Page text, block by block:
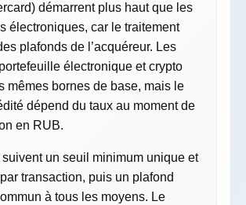
démarrent plus haut que les
électroniques, car le traitement
plafonds de l’acquéreur. Les
électronique et crypto
mêmes bornes de base, mais le
dépend du taux au moment de
en RUB.
suivent un seuil minimum unique et
transaction, puis un plafond
à tous les moyens. Le